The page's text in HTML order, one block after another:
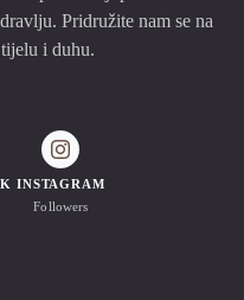
Pridružite nam se na
i duhu.
INSTAGRAM
Followers